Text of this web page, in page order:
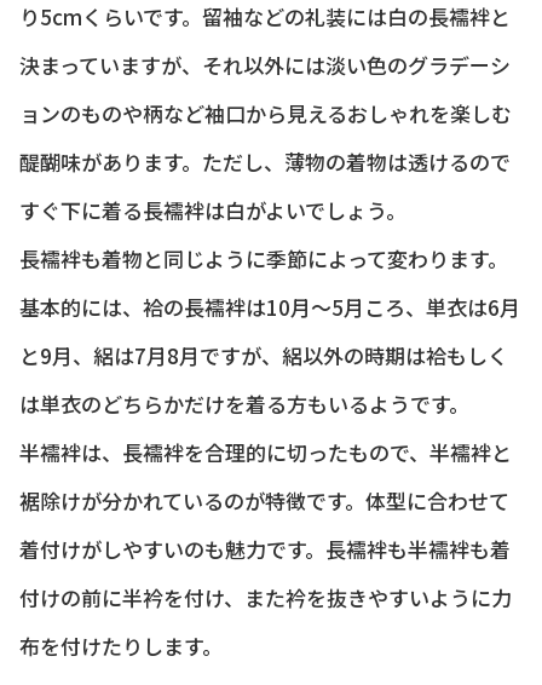
り5cmくらいです。留袖などの礼装には白の長襦袢と
決まっていますが、それ以外には淡い色のグラデーシ
ョンのものや柄など袖口から見えるおしゃれを楽しむ
醍醐味があります。ただし、薄物の着物は透けるので
すぐ下に着る長襦袢は白がよいでしょう。
長襦袢も着物と同じように季節によって変わります。
基本的には、袷の長襦袢は10月～5月ころ、単衣は6月
と9月、絽は7月8月ですが、絽以外の時期は袷もしく
は単衣のどちらかだけを着る方もいるようです。
半襦袢は、長襦袢を合理的に切ったもので、半襦袢と
裾除けが分かれているのが特徴です。体型に合わせて
着付けがしやすいのも魅力です。長襦袢も半襦袢も着
付けの前に半衿を付け、また衿を抜きやすいように力
布を付けたりします。